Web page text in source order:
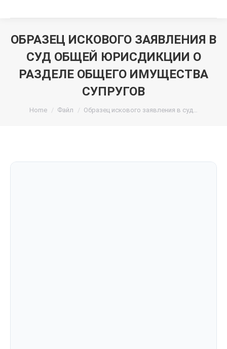
ОБРАЗЕЦ ИСКОВОГО ЗАЯВЛЕНИЯ В
СУД ОБЩЕЙ ЮРИСДИКЦИИ О
РАЗДЕЛЕ ОБЩЕГО ИМУЩЕСТВА
СУПРУГОВ
You are here:
Home Файл Образец искового заявления в суд…